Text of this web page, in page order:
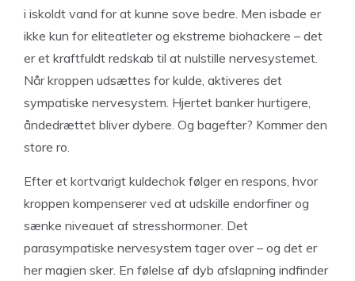
i iskoldt vand for at kunne sove bedre. Men isbade er
ikke kun for eliteatleter og ekstreme biohackere – det
er et kraftfuldt redskab til at nulstille nervesystemet.
Når kroppen udsættes for kulde, aktiveres det
sympatiske nervesystem. Hjertet banker hurtigere,
åndedrættet bliver dybere. Og bagefter? Kommer den
store ro.
Efter et kortvarigt kuldechok følger en respons, hvor
kroppen kompenserer ved at udskille endorfiner og
sænke niveauet af stresshormoner. Det
parasympatiske nervesystem tager over – og det er
her magien sker. En følelse af dyb afslapning indfinder